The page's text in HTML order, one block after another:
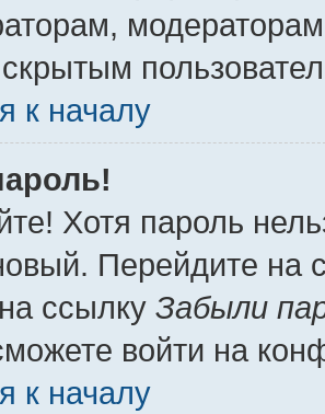
к началу
Хотя пароль
Перейдите на
ссылку Забыли
войти на
к началу